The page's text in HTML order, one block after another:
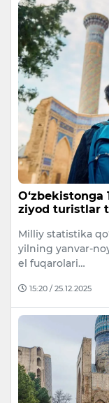
O‘zbekistonga
ziyod turistlar
Milliy statistika
yilning yanvar-
el fuqarolari…
15:20 / 25.12.2025